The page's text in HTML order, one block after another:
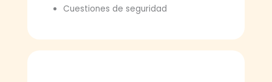
Cuestiones de seguridad